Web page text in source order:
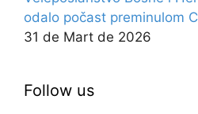
odalo počast preminulom
31 de Mart de 2026
Follow us